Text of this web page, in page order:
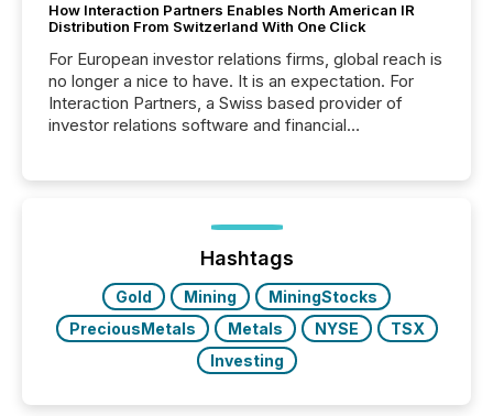
How Interaction Partners Enables North American IR
Distribution From Switzerland With One Click
For European investor relations firms, global reach is
no longer a nice to have. It is an expectation. For
Interaction Partners, a Swiss based provider of
investor relations software and financial
press release distribution through a shared
approach to execution. “Switzerland and Canada
really do seem to...
Hashtags
Gold Mining
MiningStocks
PreciousMetals
Metals NYSE
TSX
Investing